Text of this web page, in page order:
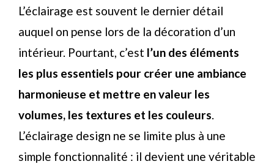
L’éclairage est souvent le dernier détail
auquel on pense lors de la décoration d’un
intérieur. Pourtant, c’est l’un des éléments
les plus essentiels pour créer une ambiance
harmonieuse et mettre en valeur les
volumes, les textures et les couleurs.
L’éclairage design ne se limite plus à une
simple fonctionnalité : il devient une véritable